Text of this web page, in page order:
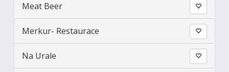
Meat Beer
Merkur- Restaurace
Na Urale